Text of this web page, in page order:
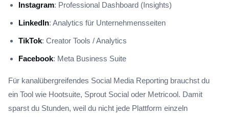
Instagram: Professional Dashboard (Insights)
LinkedIn: Analytics für Unternehmensseiten
TikTok: Creator Tools / Analytics
Facebook: Meta Business Suite
Für kanalübergreifendes Social Media Reporting brauchst du
ein Tool wie Hootsuite, Sprout Social oder Metricool. Damit
sparst du Stunden, weil du nicht jede Plattform einzeln